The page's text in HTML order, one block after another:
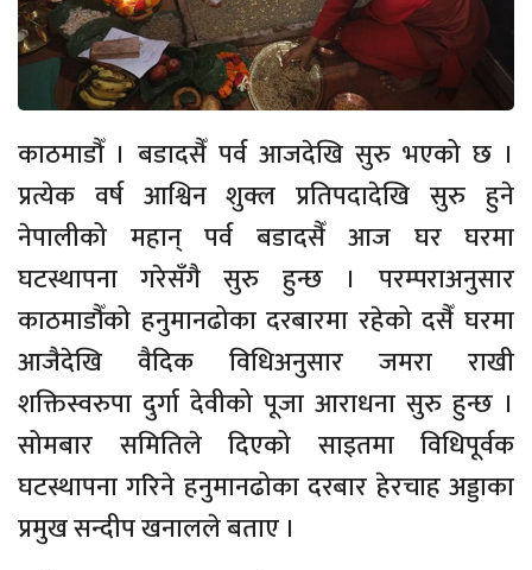
काठमाडौँ । बडादसैँ पर्व आजदेखि सुरु भएको छ ।
प्रत्येक वर्ष आश्विन शुक्ल प्रतिपदादेखि सुरु हुने
नेपालीको महान् पर्व बडादसैँ आज घर घरमा
घटस्थापना गरेसँगै सुरु हुन्छ । परम्पराअनुसार
काठमाडौँको हनुमानढोका दरबारमा रहेको दसैँ घरमा
आजैदेखि वैदिक विधिअनुसार जमरा राखी
शक्तिस्वरुपा दुर्गा देवीको पूजा आराधना सुरु हुन्छ ।
सोमबार समितिले दिएको साइतमा विधिपूर्वक
घटस्थापना गरिने हनुमानढोका दरबार हेरचाह अड्डाका
प्रमुख सन्दीप खनालले बताए ।